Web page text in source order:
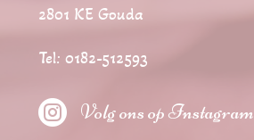
2801 KE Gouda
Tel: 0182-512593
 Volg ons op Instagram